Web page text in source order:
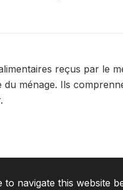
reçus par le
ménage. Ils
navigate this website